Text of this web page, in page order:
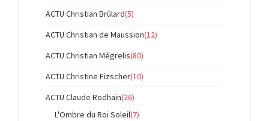
ACTU Christian Brûlard(5)
ACTU Christian de Maussion(12)
ACTU Christian Mégrelis(80)
ACTU Christine Fizscher(10)
ACTU Claude Rodhain(26)
L'Ombre du Roi Soleil(7)